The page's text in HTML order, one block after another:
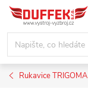
Přejít
obsah
Rukavice TRIGOMA